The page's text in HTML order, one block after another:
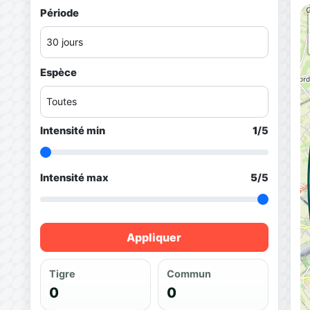
Période
Espèce
Intensité min 1/5
Intensité max 5/5
Appliquer
Tigre
0
Commun
0